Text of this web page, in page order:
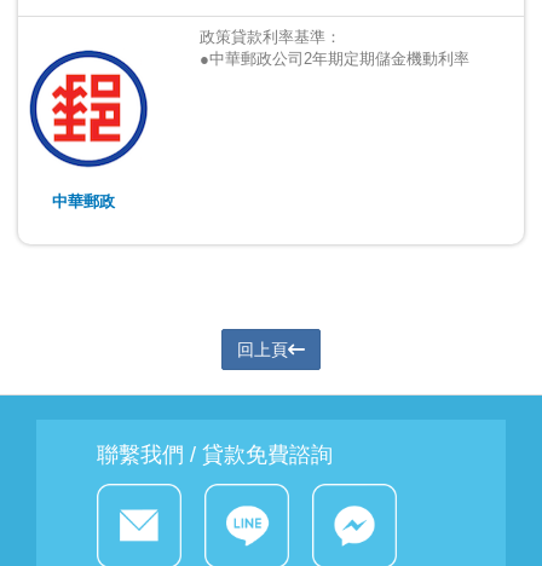
中華郵政
政策貸款利率基準：
●中華郵政公司2年期定期儲金機動利率
回上頁
聯繫我們 / 貸款免費諮詢